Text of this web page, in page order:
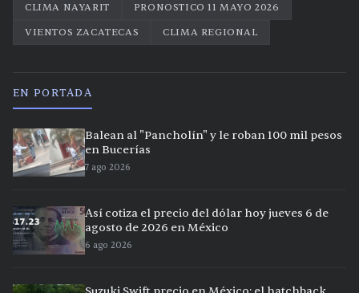
CLIMA NAYARIT
PRONOSTICO 11 MAYO 2026
VIENTOS ZACATECAS
CLIMA REGIONAL
EN PORTADA
Balean al "Pancholín" y le roban 100 mil pesos
en Bucerías
7 ago 2026
Así cotiza el precio del dólar hoy jueves 6 de
agosto de 2026 en México
6 ago 2026